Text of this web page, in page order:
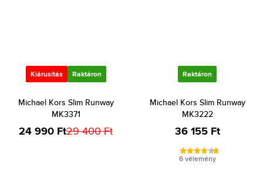
Kiárusítás Raktáron
Michael Kors Slim Runway
MK3371
24 990 Ft29 400 Ft
Raktáron
Michael Kors Slim Runway
MK3222
36 155 Ft
6 vélemény